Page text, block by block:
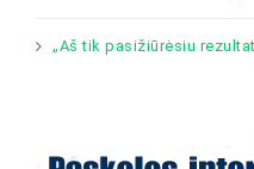
„Aš tik pasižiūrėsiu